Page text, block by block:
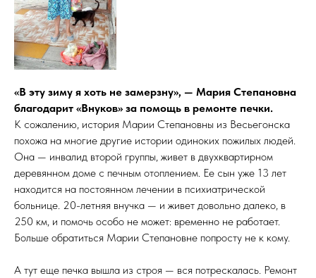
«В эту зиму я хоть не замерзну», — Мария Степановна
благодарит «Внуков» за помощь в ремонте печки.
К сожалению, история Марии Степановны из Весьегонска
похожа на многие другие истории одиноких пожилых людей.
Она — инвалид второй группы, живет в двухквартирном
деревянном доме с печным отоплением. Ее сын уже 13 лет
находится на постоянном лечении в психиатрической
больнице. 20-летняя внучка — и живет довольно далеко, в
250 км, и помочь особо не может: временно не работает.
Больше обратиться Марии Степановне попросту не к кому.
А тут еще печка вышла из строя — вся потрескалась. Ремонт